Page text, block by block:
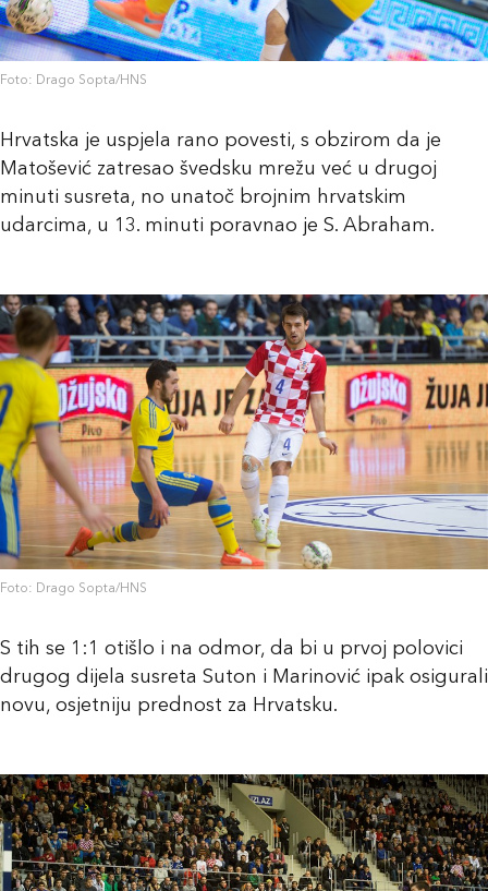
Foto: Drago Sopta/HNS
Hrvatska je uspjela rano povesti, s obzirom da je
Matošević zatresao švedsku mrežu već u drugoj
minuti susreta, no unatoč brojnim hrvatskim
udarcima, u 13. minuti poravnao je S. Abraham.
Foto: Drago Sopta/HNS
S tih se 1:1 otišlo i na odmor, da bi u prvoj polovici
drugog dijela susreta Suton i Marinović ipak osigurali
novu, osjetniju prednost za Hrvatsku.